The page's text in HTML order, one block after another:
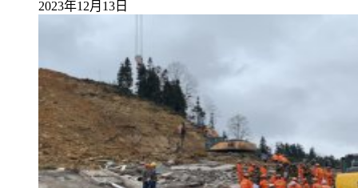
2023年12月13日